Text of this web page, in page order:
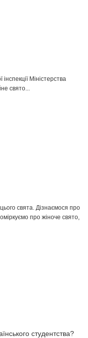
Міністерства
свято...
свята. Дізнаємося про
про жіноче свято,
студентства?